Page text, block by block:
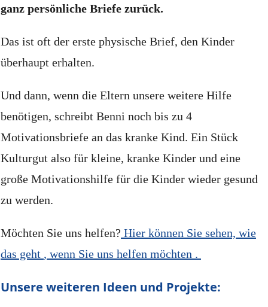
ganz persönliche Briefe zurück.
Das ist oft der erste physische Brief, den Kinder
überhaupt erhalten.
Und dann, wenn die Eltern unsere weitere Hilfe
benötigen, schreibt Benni noch bis zu 4
Motivationsbriefe an das kranke Kind. Ein Stück
Kulturgut also für kleine, kranke Kinder und eine
große Motivationshilfe für die Kinder wieder gesund
zu werden.
Möchten Sie uns helfen? Hier können Sie sehen, wie
das geht , wenn Sie uns helfen möchten .
Unsere weiteren Ideen und Projekte: